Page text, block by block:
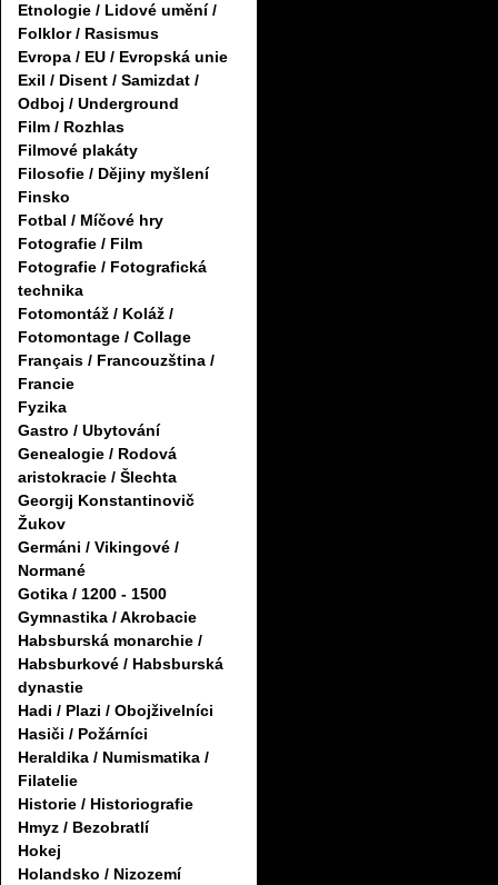
Etnologie / Lidové umění /
Folklor / Rasismus
Evropa / EU / Evropská unie
Exil / Disent / Samizdat /
Odboj / Underground
Film / Rozhlas
Filmové plakáty
Filosofie / Dějiny myšlení
Finsko
Fotbal / Míčové hry
Fotografie / Film
Fotografie / Fotografická
technika
Fotomontáž / Koláž /
Fotomontage / Collage
Français / Francouzština /
Francie
Fyzika
Gastro / Ubytování
Genealogie / Rodová
aristokracie / Šlechta
Georgij Konstantinovič
Žukov
Germáni / Vikingové /
Normané
Gotika / 1200 - 1500
Gymnastika / Akrobacie
Habsburská monarchie /
Habsburkové / Habsburská
dynastie
Hadi / Plazi / Obojživelníci
Hasiči / Požárníci
Heraldika / Numismatika /
Filatelie
Historie / Historiografie
Hmyz / Bezobratlí
Hokej
Holandsko / Nizozemí